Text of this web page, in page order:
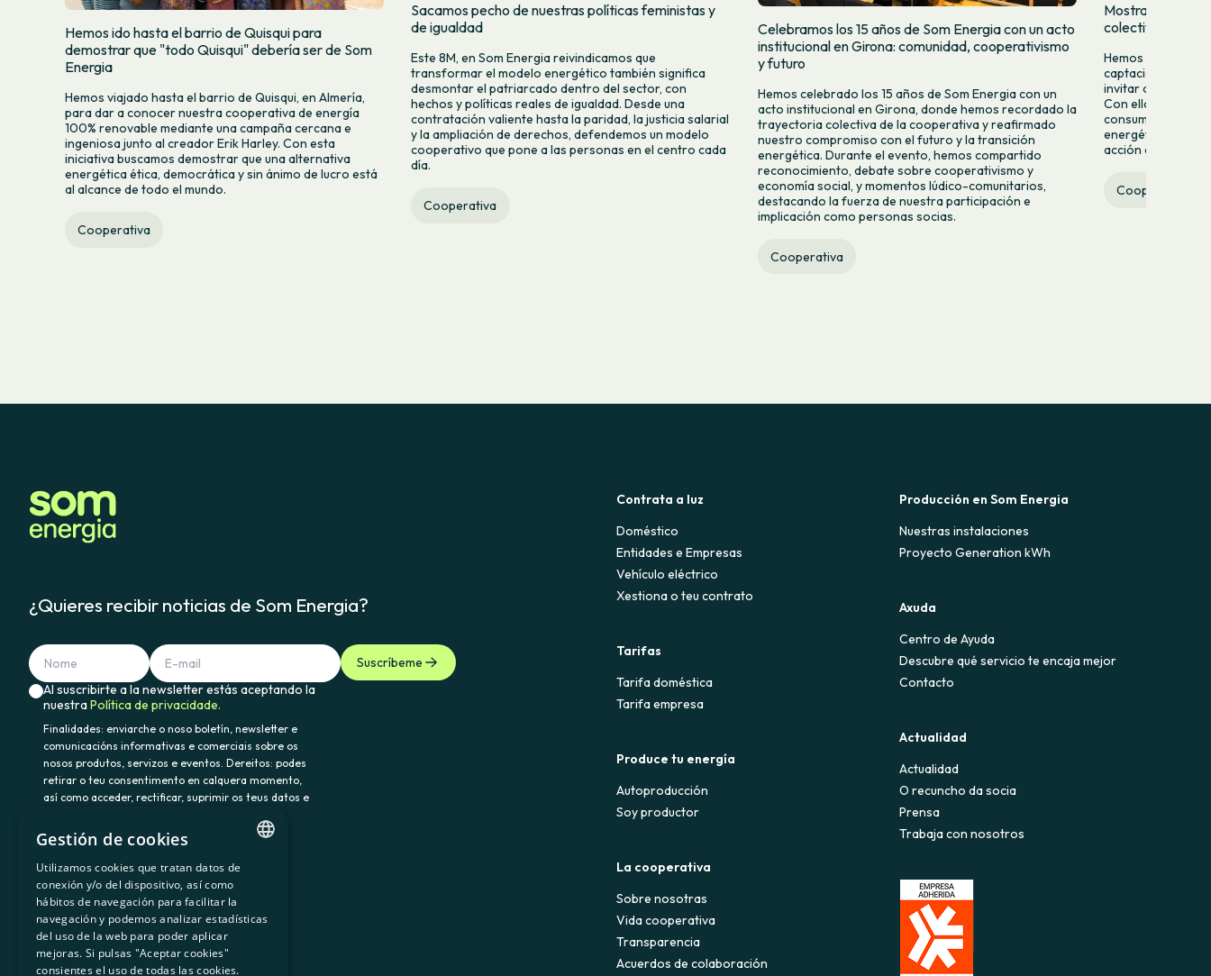
Hemos ido hasta el barrio de Quisqui para
demostrar que "todo Quisqui" debería ser de Som
Energia
Hemos viajado hasta el barrio de Quisqui, en Almería,
para dar a conocer nuestra cooperativa de energía
100% renovable mediante una campaña cercana e
ingeniosa junto al creador Erik Harley. Con esta
iniciativa buscamos demostrar que una alternativa
energética ética, democrática y sin ánimo de lucro está
al alcance de todo el mundo.
Cooperativa
Sacamos pecho de nuestras políticas feministas y
de igualdad
Este 8M, en Som Energia reivindicamos que
transformar el modelo energético también significa
desmontar el patriarcado dentro del sector, con
hechos y políticas reales de igualdad. Desde una
contratación valiente hasta la paridad, la justicia salarial
y la ampliación de derechos, defendemos un modelo
cooperativo que pone a las personas en el centro cada
día.
Cooperativa
Celebramos los 15 años de Som Energia con un acto
institucional en Girona: comunidad, cooperativismo
y futuro
Hemos celebrado los 15 años de Som Energia con un
acto institucional en Girona, donde hemos recordado la
trayectoria colectiva de la cooperativa y reafirmado
nuestro compromiso con el futuro y la transición
energética. Durante el evento, hemos compartido
reconocimiento, debate sobre cooperativismo y
economía social, y momentos lúdico-comunitarios,
destacando la fuerza de nuestra participación e
implicación como personas socias.
Cooperativa
Mostramos
colectivamente
Hemos lanzado
captación para
invitar a más
Con ella
consumir energía
energético desde
acción colectiva.
Cooperativa
¿Quieres recibir noticias de Som Energia?
Suscríbeme
Al suscribirte a la newsletter estás aceptando la
nuestraPolítica de privacidade.
Finalidades: enviarche o noso boletín, newsletter e
comunicacións informativas e comerciais sobre os
nosos produtos, servizos e eventos. Dereitos: podes
retirar o teu consentimento en calquera momento,
así como acceder, rectificar, suprimir os teus datos e
datos.com. Información adicional:
Política de
privacidade.
900 103 605
Contrata a luz
Doméstico
Entidades e Empresas
Vehículo eléctrico
Xestiona o teu contrato
Tarifas
Tarifa doméstica
Tarifa empresa
Produce tu energía
Autoproducción
Soy productor
La cooperativa
Sobre nosotras
Vida cooperativa
Transparencia
Acuerdos de colaboración
Producción en Som Energia
Nuestras instalaciones
Proyecto Generation kWh
Axuda
Centro de Ayuda
Descubre qué servicio te encaja mejor
Contacto
Actualidad
Actualidad
O recuncho da socia
Prensa
Trabaja con nosotros
CATALAN
SPANISH
GL
BASQUE
Gestión de cookies
Utilizamos cookies que tratan datos de
conexión y/o del dispositivo, así como
hábitos de navegación para facilitar la
navegación y podemos analizar estadísticas
del uso de la web para poder aplicar
mejoras. Si pulsas "Aceptar cookies"
consientes el uso de todas las cookies.